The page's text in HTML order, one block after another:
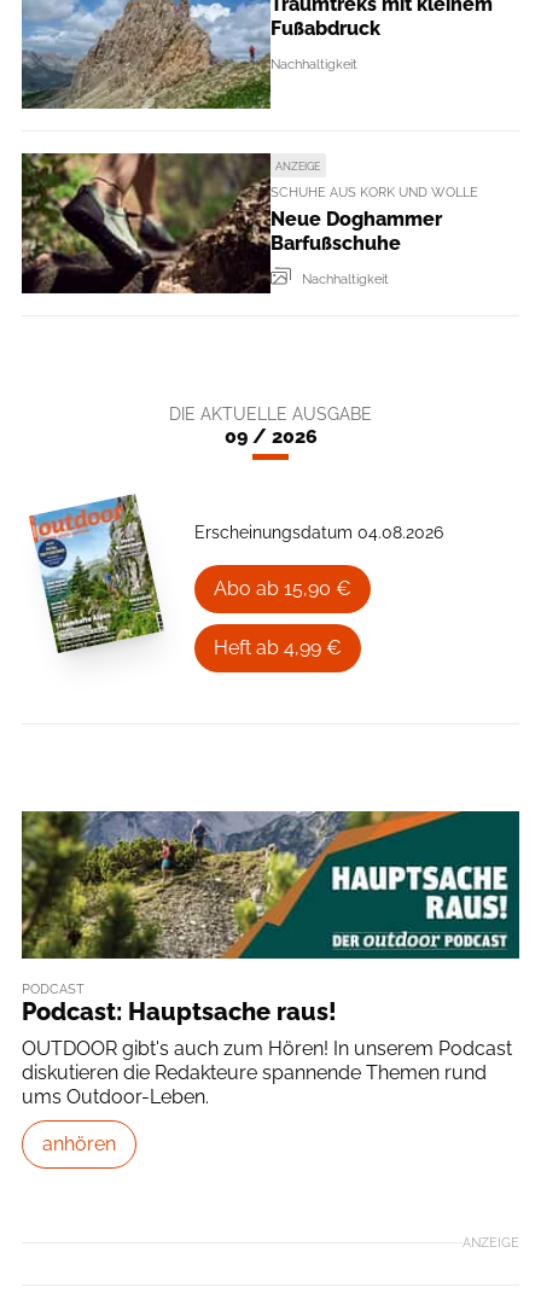
Fußabdruck
Nachhaltigkeit
ANZEIGE
SCHUHE AUS KORK UND WOLLE
Neue Doghammer
Barfußschuhe
Nachhaltigkeit
DIE AKTUELLE AUSGABE
09 / 2026
Erscheinungsdatum 04.08.2026
Abo ab 15,90 €
Heft ab 4,99 €
PODCAST
Podcast: Hauptsache raus!
OUTDOOR gibt's auch zum Hören! In unserem Podcast
diskutieren die Redakteure spannende Themen rund
ums Outdoor-Leben.
anhören
ANZEIGE